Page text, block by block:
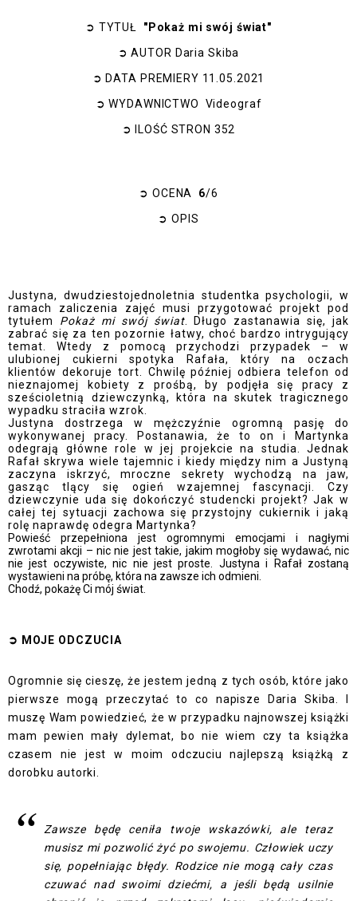
➲ TYTUŁ "Pokaż mi swój świat"
➲ AUTOR Daria Skiba
➲ DATA PREMIERY 11.05.2021
➲ WYDAWNICTWO Videograf
➲
ILOŚĆ STRON 352
➲ OCENA 6/6
➲ OPIS
Justyna, dwudziestojednoletnia studentka psychologii, w
ramach zaliczenia zajęć musi przygotować projekt pod
tytułem Pokaż mi swój świat. Długo zastanawia się, jak
zabrać się za ten pozornie łatwy, choć bardzo intrygujący
temat. Wtedy z pomocą przychodzi przypadek – w
ulubionej cukierni spotyka Rafała, który na oczach
klientów dekoruje tort. Chwilę później odbiera telefon od
nieznajomej kobiety z prośbą, by podjęła się pracy z
sześcioletnią dziewczynką, która na skutek tragicznego
wypadku straciła wzrok.
Justyna dostrzega w mężczyźnie ogromną pasję do
wykonywanej pracy. Postanawia, że to on i Martynka
odegrają główne role w jej projekcie na studia. Jednak
Rafał skrywa wiele tajemnic i kiedy między nim a Justyną
zaczyna iskrzyć, mroczne sekrety wychodzą na jaw,
gasząc tlący się ogień wzajemnej fascynacji. Czy
dziewczynie uda się dokończyć studencki projekt? Jak w
całej tej sytuacji zachowa się przystojny cukiernik i jaką
rolę naprawdę odegra Martynka?
Powieść przepełniona jest ogromnymi emocjami i nagłymi
zwrotami akcji – nic nie jest takie, jakim mogłoby się wydawać, nic
nie jest oczywiste, nic nie jest proste. Justyna i Rafał zostaną
wystawieni na próbę, która na zawsze ich odmieni.
Chodź, pokażę Ci mój świat.
➲ MOJE ODCZUCIA
Ogromnie się cieszę, że jestem jedną z tych osób, które jako
pierwsze mogą przeczytać to co napisze Daria Skiba. I
muszę Wam powiedzieć, że w przypadku najnowszej książki
mam pewien mały dylemat, bo nie wiem czy ta książka
czasem nie jest w moim odczuciu najlepszą książką z
dorobku autorki.
Zawsze będę ceniła twoje wskazówki, ale teraz
musisz mi pozwolić żyć po swojemu. Człowiek uczy
się, popełniając błędy. Rodzice nie mogą cały czas
czuwać nad swoimi dziećmi, a jeśli będą usilnie